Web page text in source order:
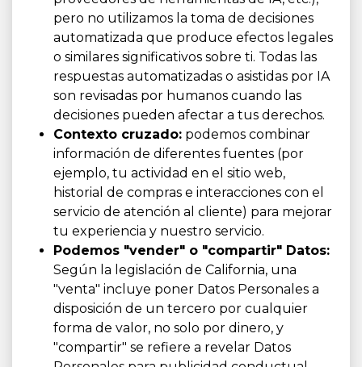
pero no utilizamos la toma de decisiones
automatizada que produce efectos legales
o similares significativos sobre ti. Todas las
respuestas automatizadas o asistidas por IA
son revisadas por humanos cuando las
decisiones pueden afectar a tus derechos.
Contexto cruzado: podemos combinar
información de diferentes fuentes (por
ejemplo, tu actividad en el sitio web,
historial de compras e interacciones con el
servicio de atención al cliente) para mejorar
tu experiencia y nuestro servicio.
Podemos "vender" o "compartir" Datos:
Según la legislación de California, una
"venta" incluye poner Datos Personales a
disposición de un tercero por cualquier
forma de valor, no solo por dinero, y
"compartir" se refiere a revelar Datos